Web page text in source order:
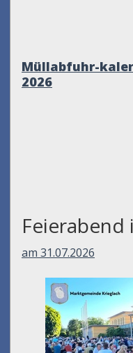
Müllabfuhr-
2026
Feierabend
am 31.07.2026